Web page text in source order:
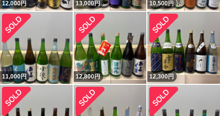
12,000円 13,000円 10,500円
11,000円 12,800円 12,300円